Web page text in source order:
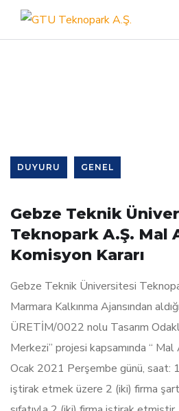
DUYURU GENEL
Gebze Teknik
Teknopark A.Ş. Mal
Komisyon Kararı
Gebze Teknik Üniversitesi
Marmara Kalkınma Ajansından
ÜRETİM/0022 nolu Tasarım
Merkezi” projesi kapsamında “ Mal
Ocak 2021 Perşembe günü, saat:
iştirak etmek üzere 2 (iki) firma